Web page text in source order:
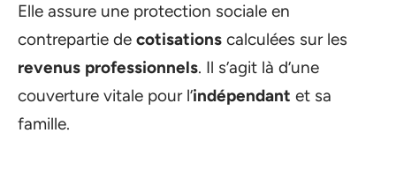
Elle assure une protection sociale en
contrepartie de cotisations calculées sur les
revenus professionnels. Il s’agit là d’une
couverture vitale pour l’indépendant et sa
famille.